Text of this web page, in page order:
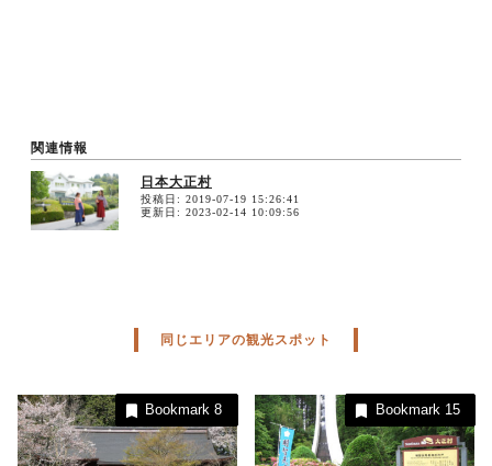
日本大正村
投稿日: 2019-07-19 15:26:41
更新日: 2023-02-14 10:09:56
同じエリアの観光スポット
Bookmark8 Bookmark 15